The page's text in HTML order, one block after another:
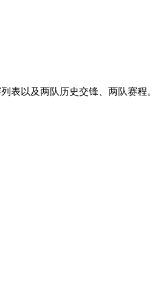
表以及两队历史交锋、两队赛程。